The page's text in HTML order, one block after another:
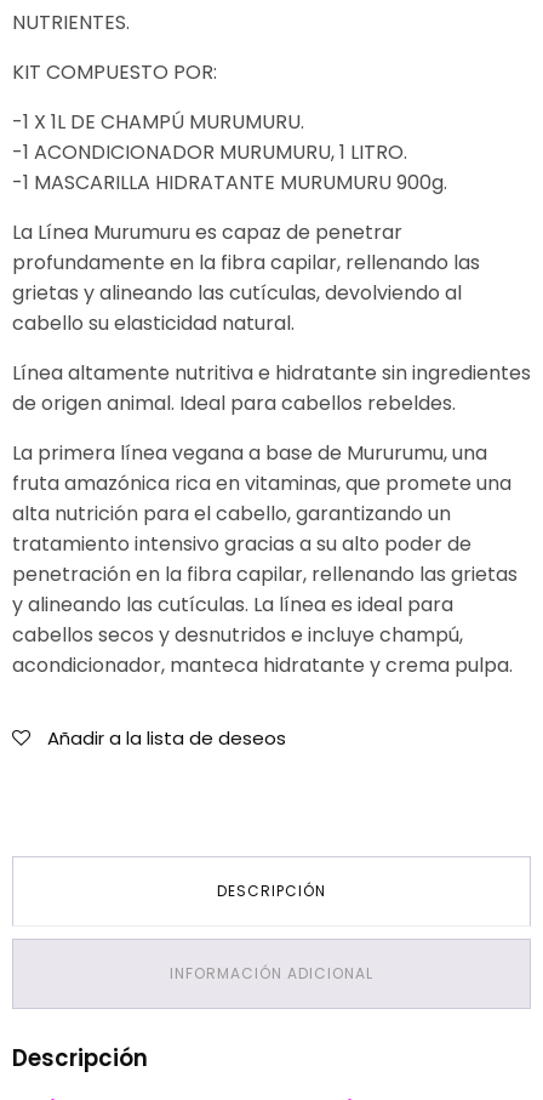
NUTRIENTES.
KIT COMPUESTO POR:
-1 X 1L DE CHAMPÚ MURUMURU.
-1 ACONDICIONADOR MURUMURU, 1 LITRO.
-1 MASCARILLA HIDRATANTE MURUMURU 900g.
La Línea Murumuru es capaz de penetrar
profundamente en la fibra capilar, rellenando las
grietas y alineando las cutículas, devolviendo al
cabello su elasticidad natural.
Línea altamente nutritiva e hidratante sin ingredientes
de origen animal. Ideal para cabellos rebeldes.
La primera línea vegana a base de Mururumu, una
fruta amazónica rica en vitaminas, que promete una
alta nutrición para el cabello, garantizando un
tratamiento intensivo gracias a su alto poder de
penetración en la fibra capilar, rellenando las grietas
y alineando las cutículas. La línea es ideal para
cabellos secos y desnutridos e incluye champú,
acondicionador, manteca hidratante y crema pulpa.
Añadir a la lista de deseos
DESCRIPCIÓN
INFORMACIÓN ADICIONAL
Descripción